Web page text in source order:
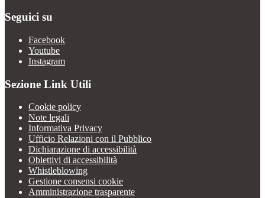
Seguici su
Facebook
Youtube
Instagram
Sezione Link Utili
Cookie policy
Note legali
Informativa Privacy
Ufficio Relazioni con il Pubblico
Dichiarazione di accessibilità
Obiettivi di accessibilità
Whistleblowing
Gestione consensi cookie
Amministrazione trasparente